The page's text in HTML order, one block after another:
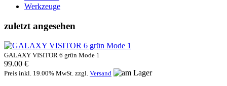
Werkzeuge
zuletzt angesehen
GALAXY VISITOR 6 grün Mode 1
99.00 €
Preis inkl. 19.00% MwSt. zzgl. Versand